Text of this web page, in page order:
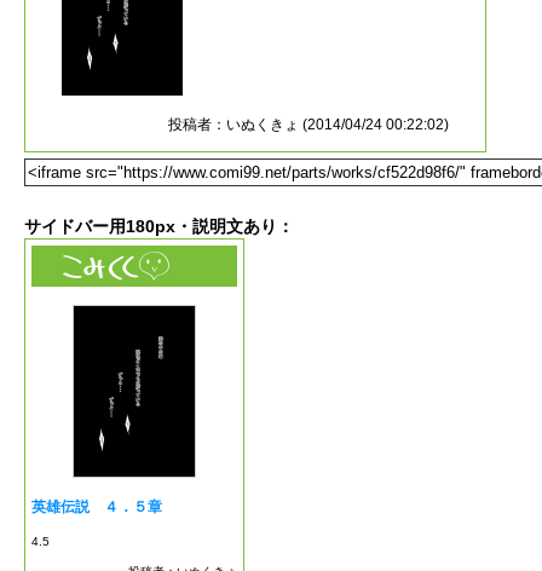
サイドバー用180px・説明文あり：